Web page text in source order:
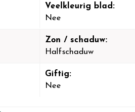
Veelkleurig blad:
Nee
Zon / schaduw:
Halfschaduw
Giftig:
Nee